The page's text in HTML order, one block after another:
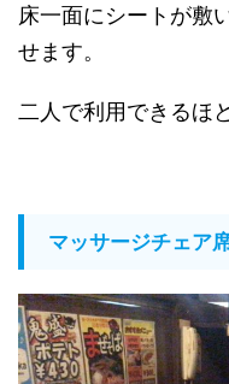
床一面にシートが敷
せます。
二人で利用できるほ
マッサージチェア